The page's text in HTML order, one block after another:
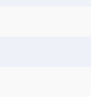
ファソ